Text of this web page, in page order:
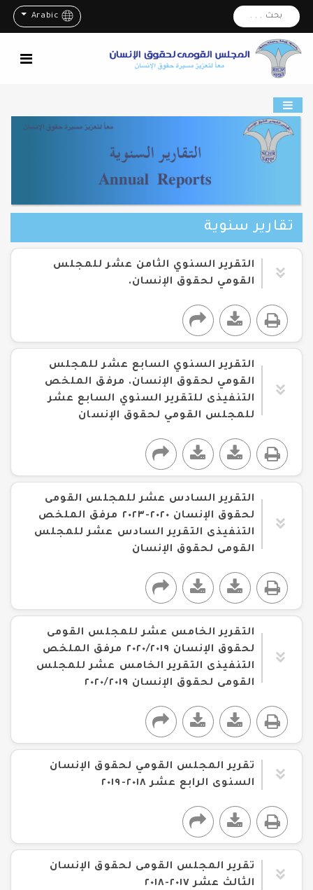
بحث . . . Arabic
تقارير سنوية
التقرير السنوي الثامن عشر للمجلس
القومي لحقوق الإنسان.
التقرير السنوي السابع عشر للمجلس
القومي لحقوق الإنسان. مرفق الملخص
التنفيذى للتقرير السنوي السابع عشر
للمجلس القومي لحقوق الإنسان
التقرير السادس عشر للمجلس القومى
لحقوق الإنسان ٢٠٢٠-٢٠٢٣ مرفق الملخص
التنفيذى التقرير السادس عشر للمجلس
القومى لحقوق الإنسان
التقرير الخامس عشر للمجلس القومى
لحقوق الإنسان ٢٠٢٠/٢٠١٩ مرفق الملخص
التنفيذى التقرير الخامس عشر للمجلس
القومى لحقوق الإنسان ٢٠٢٠/٢٠١٩
تقرير المجلس القومي لحقوق الإنسان
السنوى الرابع عشر ٢٠١٨-٢٠١٩
تقرير المجلس القومى لحقوق الإنسان
الثالث عشر ٢٠١٧-٢٠١٨